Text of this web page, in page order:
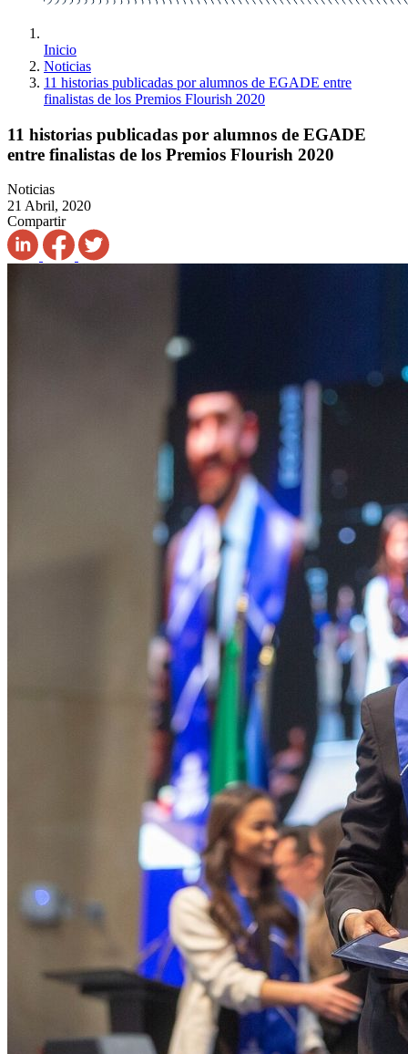
Inicio
Noticias
11 historias publicadas por alumnos de EGADE entre
finalistas de los Premios Flourish 2020
11 historias publicadas por alumnos de EGADE
entre finalistas de los Premios Flourish 2020
Noticias
21 Abril, 2020
Compartir